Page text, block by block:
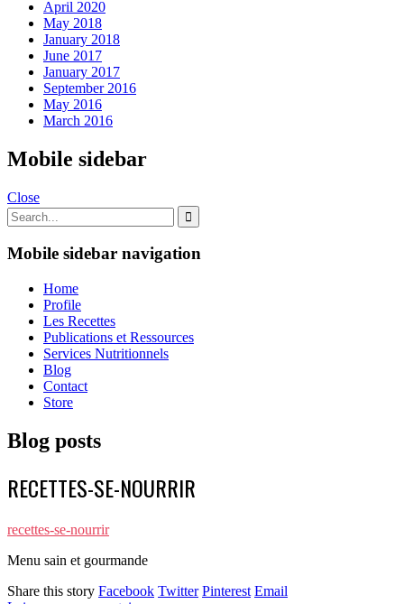
April 2020
May 2018
January 2018
June 2017
January 2017
September 2016
May 2016
March 2016
Mobile sidebar
Close
Mobile sidebar navigation
Home
Profile
Les Recettes
Publications et Ressources
Services Nutritionnels
Blog
Contact
Store
Blog posts
RECETTES-SE-NOURRIR
recettes-se-nourrir
Menu sain et gourmande
Share this story Facebook Twitter Pinterest Email